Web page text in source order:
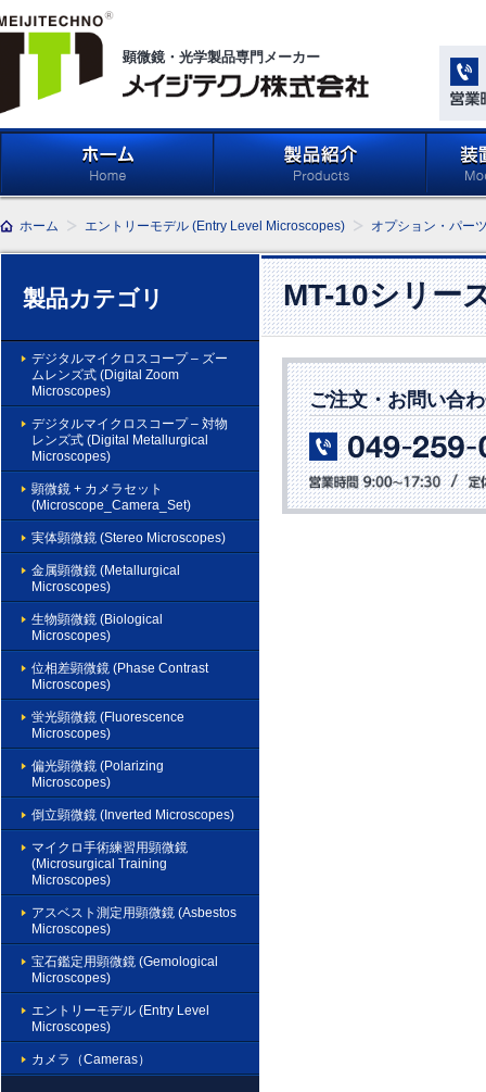
顕微鏡・光学製品専門メーカー
学系」
Light
ホーム エントリーモデル (Entry Level Microscopes) オプション・パー
製品カテゴリ
デジタルマイクロスコープ – ズー
ムレンズ式 (Digital Zoom
Microscopes)
デジタルマイクロスコープ – 対物
レンズ式 (Digital Metallurgical
Microscopes)
顕微鏡 + カメラセット
(Microscope_Camera_Set)
実体顕微鏡 (Stereo Microscopes)
金属顕微鏡 (Metallurgical
Microscopes)
生物顕微鏡 (Biological
Microscopes)
位相差顕微鏡 (Phase Contrast
Microscopes)
蛍光顕微鏡 (Fluorescence
Microscopes)
偏光顕微鏡 (Polarizing
Microscopes)
倒立顕微鏡 (Inverted Microscopes)
マイクロ手術練習用顕微鏡
(Microsurgical Training
Microscopes)
アスベスト測定用顕微鏡 (Asbestos
Microscopes)
宝石鑑定用顕微鏡 (Gemological
Microscopes)
エントリーモデル (Entry Level
Microscopes)
カメラ（Cameras）
MT-10シリー
ご注文・お問い合